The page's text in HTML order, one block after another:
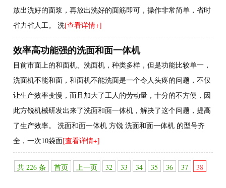
放出洗好的面浆，再放出洗好的面筋即可，操作非常简单，省时
省力省人工。 洗[查看详情+]
效率高功能强的洗面和面一体机
目前市面上的和面机、洗面机，种类多样，但是功能比较单一，
洗面机不能和面，和面机不能洗面是一个令人头疼的问题，不仅
让生产效率变慢，而且加大了工人的劳动量，十分的不方便，因
此方锐机械研发出来了洗面和面一体机，解决了这个问题，提高
了生产效率。 洗面和面一体机 方锐 洗面和面一体机 的型号齐
全，一次10袋面[查看详情+]
共 226 条 首页 上一页 32 33 34 35 36 37 38